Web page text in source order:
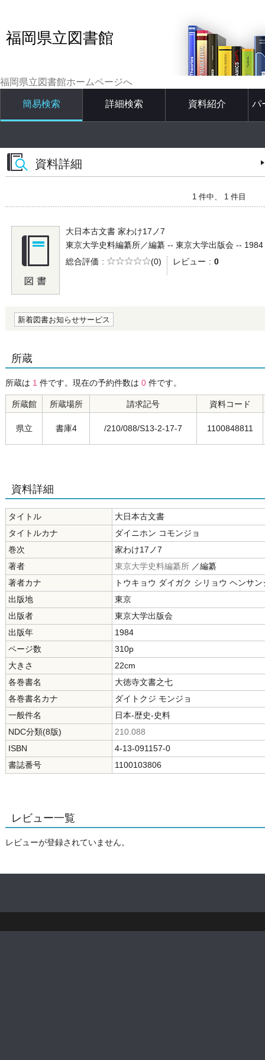
福岡県立図書館
福岡県立図書館ホームページへ
簡易検索 詳細検索 資料紹介 パ
資料詳細
1 件中、 1 件目
大日本古文書 家わけ17ノ7
東京大学史料編纂所／編纂 -- 東京大学出版会 --
総合評価
5段階評価
(0) レビュー 0
新着図書お知らせサービス
所蔵
所蔵は 1 件です。現在の予約件数は 0 件です。
所蔵館 所蔵場所 請求記号 資料コード
県立 書庫4 /210/088/S13-2-17-7 1100848811
資料詳細
タイトル
大日本古文書
タイトルカナ
ダイニホン コモンジョ
巻次
家わけ17ノ7
著者
東京大学史料編纂所 ／編纂
著者カナ
トウキョウ ダイガク シリョウ ヘンサン
出版地
東京
出版者
東京大学出版会
出版年
1984
ページ数
310p
大きさ
22cm
各巻書名
大徳寺文書之七
各巻書名カナ
ダイトクジ モンジョ
一般件名
日本-歴史-史料
NDC分類(8版)
210.088
ISBN
4-13-091157-0
書誌番号
1100103806
レビュー一覧
レビューが登録されていません。